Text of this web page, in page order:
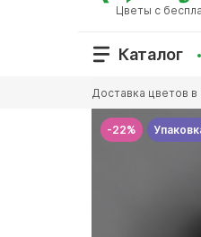
Цветы с
Каталог
здесь
Доставка цветов
-22%